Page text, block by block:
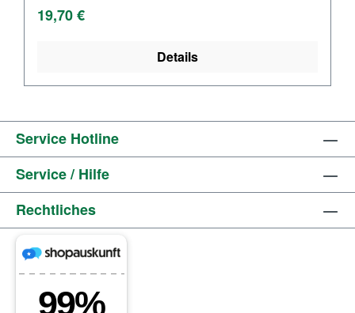
Regulärer Preis:
19,70 €
Details
Service Hotline
Service / Hilfe
Rechtliches